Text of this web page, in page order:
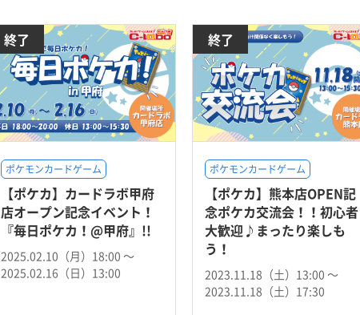
終了
ポケモンカードゲーム
【ポケカ】カードラボ甲府
店オープン記念イベント！
『毎日ポケカ！@甲府』!!
2025.02.10（月）18:00 〜
2025.02.16（日）13:00
終了
ポケモンカードゲーム
【ポケカ】熊本店OPEN記
念ポケカ交流会！！初心者
大歓迎♪まったり楽しも
う！
2023.11.18（土）13:00 〜
2023.11.18（土）17:30